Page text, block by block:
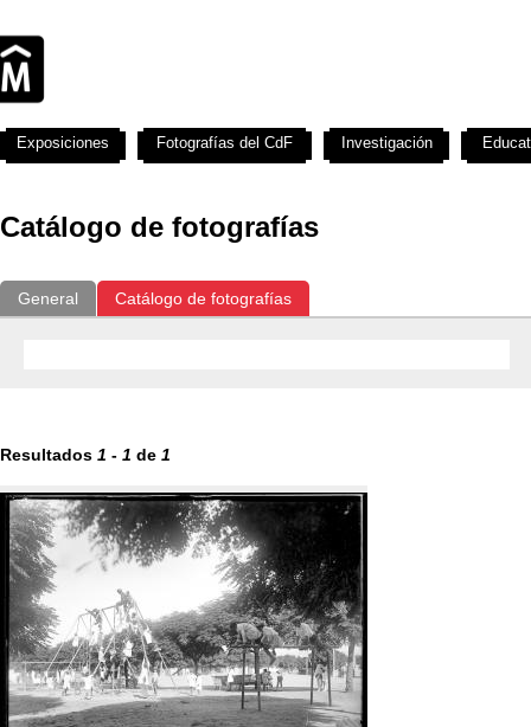
Catálogo de fotografías
General Catálogo de fotografías
Resultados 1 - 1 de 1
Exposiciones Fotografías del CdF Investigación